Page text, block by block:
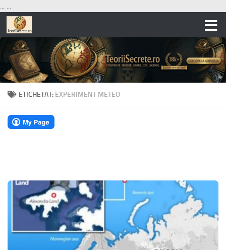
... ...
Skip to content
ETICHETAT: EXPERIMENT METEO